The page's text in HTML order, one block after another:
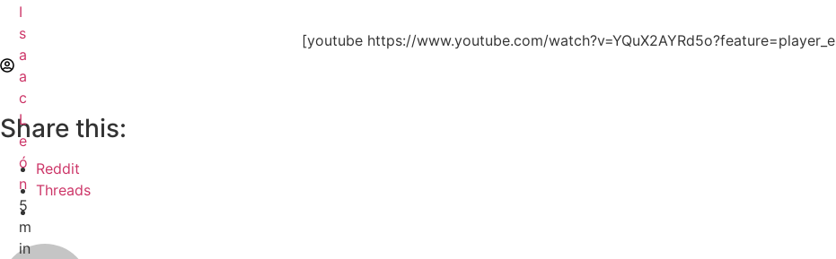
I
s
a
a
c
L
e
ó
n
5
m
in
[youtube https://www.youtube.com/
Share this:
Reddit
Threads